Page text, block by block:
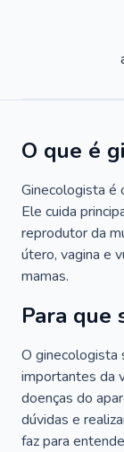
O que é
Ginecologista é
Ele cuida
reprodutor da
útero, vagina e
mamas.
Para que
O ginecologista
importantes da
doenças do
dúvidas e
faz para